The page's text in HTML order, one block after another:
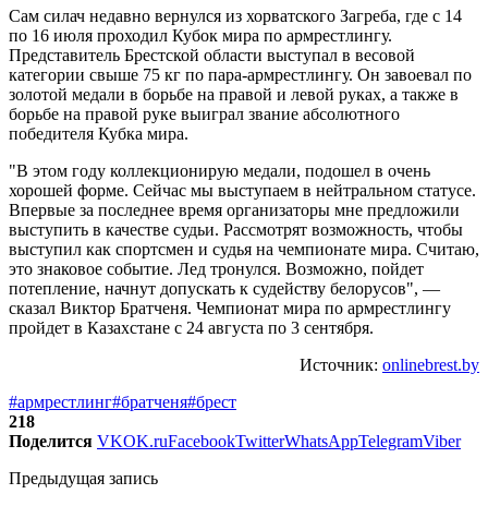
Сам силач недавно вернулся из хорватского Загреба, где с 14
по 16 июля проходил Кубок мира по армрестлингу.
Представитель Брестской области выступал в весовой
категории свыше 75 кг по пара-армрестлингу. Он завоевал по
золотой медали в борьбе на правой и левой руках, а также в
борьбе на правой руке выиграл звание абсолютного
победителя Кубка мира.
"В этом году коллекционирую медали, подошел в очень
хорошей форме. Сейчас мы выступаем в нейтральном статусе.
Впервые за последнее время организаторы мне предложили
выступить в качестве судьи. Рассмотрят возможность, чтобы
выступил как спортсмен и судья на чемпионате мира. Считаю,
это знаковое событие. Лед тронулся. Возможно, пойдет
потепление, начнут допускать к судейству белорусов", —
сказал Виктор Братченя. Чемпионат мира по армрестлингу
пройдет в Казахстане с 24 августа по 3 сентября.
Источник: onlinebrest.by
#армрестлинг#братченя#брест
218
Поделится VKOK.ruFacebookTwitterWhatsAppTelegramViber
Предыдущая запись